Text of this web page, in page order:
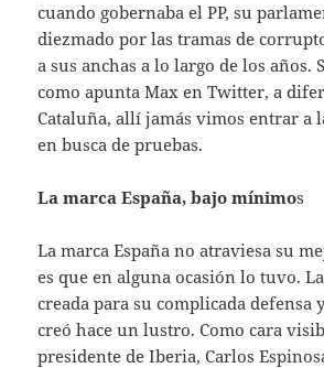
cuando gobernaba el PP, su
diezmado por las tramas de
a sus anchas a lo largo de los años.
como apunta Max en Twitter, a
Cataluña, allí jamás vimos entrar a
en busca de pruebas.
La marca España, bajo mínimos
La marca España no atraviesa su
es que en alguna ocasión lo tuvo.
creada para su complicada defensa
creó hace un lustro. Como cara
presidente de Iberia, Carlos